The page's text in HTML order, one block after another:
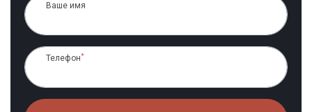
Ваше имя
Телефон*